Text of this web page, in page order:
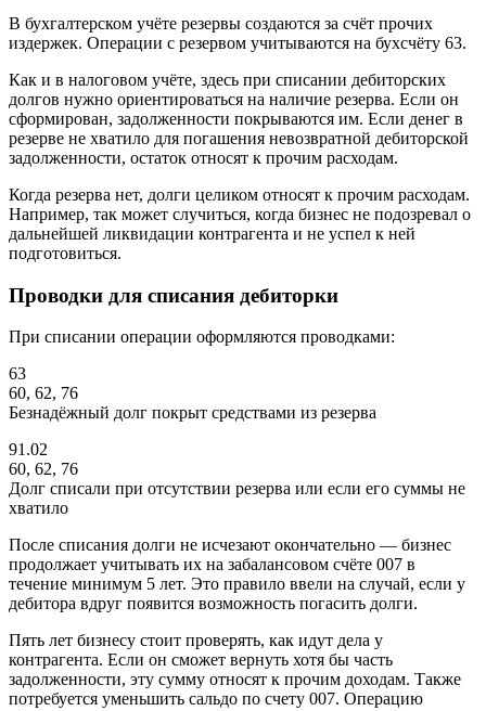
В бухгалтерском учёте резервы создаются за счёт прочих
издержек. Операции с резервом учитываются на бухсчёту 63.
Как и в налоговом учёте, здесь при списании дебиторских
долгов нужно ориентироваться на наличие резерва. Если он
сформирован, задолженности покрываются им. Если денег в
резерве не хватило для погашения невозвратной дебиторской
задолженности, остаток относят к прочим расходам.
Когда резерва нет, долги целиком относят к прочим расходам.
Например, так может случиться, когда бизнес не подозревал о
дальнейшей ликвидации контрагента и не успел к ней
подготовиться.
Проводки для списания дебиторки
При списании операции оформляются проводками:
63
60, 62, 76
Безнадёжный долг покрыт средствами из резерва
91.02
60, 62, 76
Долг списали при отсутствии резерва или если его суммы не
хватило
После списания долги не исчезают окончательно — бизнес
продолжает учитывать их на забалансовом счёте 007 в
течение минимум 5 лет. Это правило ввели на случай, если у
дебитора вдруг появится возможность погасить долги.
Пять лет бизнесу стоит проверять, как идут дела у
контрагента. Если он сможет вернуть хотя бы часть
задолженности, эту сумму относят к прочим доходам. Также
потребуется уменьшить сальдо по счету 007. Операцию